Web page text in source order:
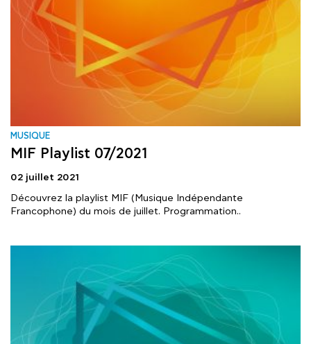
MUSIQUE
MIF Playlist 07/2021
02 juillet 2021
Découvrez la playlist MIF (Musique Indépendante
Francophone) du mois de juillet. Programmation..